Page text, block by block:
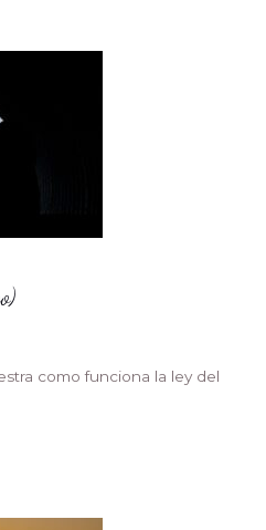
como funciona la ley del